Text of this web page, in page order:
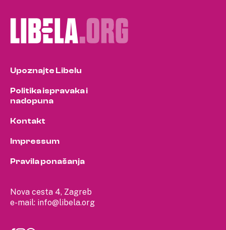
Nova cesta 4, Zagreb
e-mail: info@libela.org
Upoznajte Libelu
Politika ispravaka i
nadopuna
Kontakt
Impressum
Pravila ponašanja